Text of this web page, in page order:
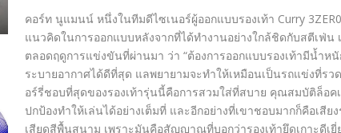
คอร์ท นูแมนน์ หนึ่งในทีมดีไซเนอร์ผู้ออกแบบรองเท้า Curry 3ZER0
แนวคิดในการออกแบบหลังจากที่ได้ทำงานอย่างใกล้ชิดกับสตีเฟ่น
ตลอดฤดูการแข่งขันที่ผ่านมา ว่า“ต้องการออกแบบรองเท้ามีน้ำหนั
ระบายอากาศได้ดีที่สุด แลพยายามจะทำให้เหมือนเป็นรถแข่งที่รว
อร์รี่ชอบที่สุดของรองเท้ารุ่นนี้คือการสวมใส่ที่สบาย คุณสมบัติล็อค
ปกป้องทำให้เล่นได้อย่างเต็มที่ และอีกอย่างที่เขาชอบมากก็คือเสีย
เสียดสีพื้นสนาม เพราะมันคือสัญญาณที่บอกว่ารองเท้ายึดเกาะดีเ